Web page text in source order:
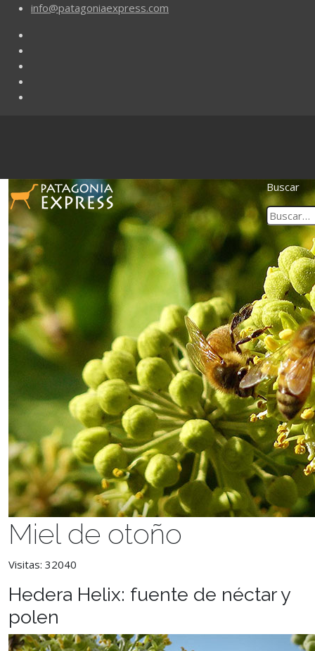
info@patagoniaexpress.com
Buscar
Miel de otoño
Visitas: 32040
Hedera Helix: fuente de néctar y
polen